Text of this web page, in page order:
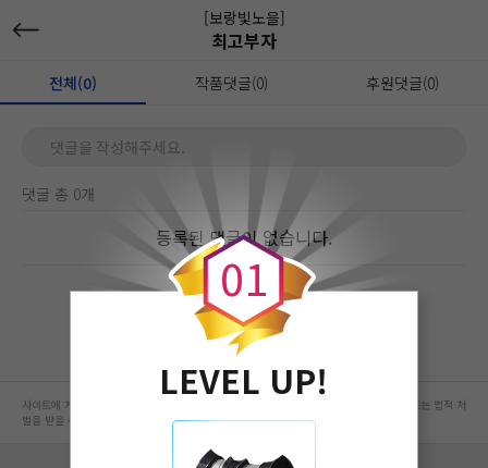
[보랑빛노을]
최고부자
전체(0) 작품댓글(0) 후원댓글(0)
댓글을 작성해주세요.
댓글 총 0개
등록된 댓글이 없습니다.
0
0
1
LEVEL UP!
사이트에 게시된 컨텐츠는 저작권자의 권리가 있는 컨텐츠로서 무단 복제, 전송, 수정, 배포는 법적 처
벌을 받을 수 있습니다.
회사 정보 자세히 보기